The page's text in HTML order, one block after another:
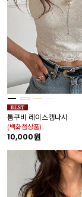
톰쿠비 레이스캡나시
(백화점상품)
10,000원